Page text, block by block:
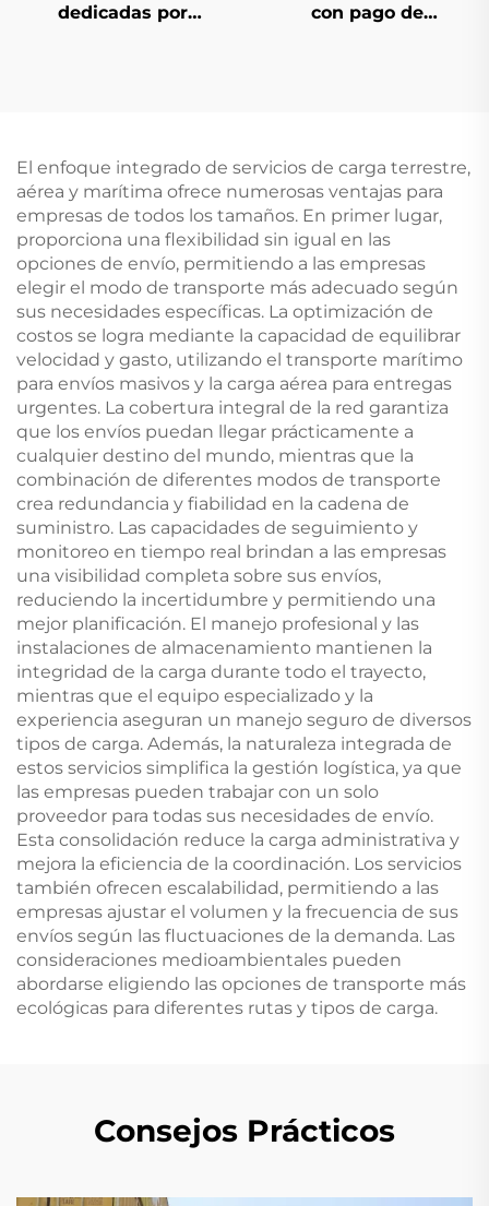
dedicadas por
con pago de
El enfoque integrado de servicios de carga terrestre,
aérea y marítima ofrece numerosas ventajas para
empresas de todos los tamaños. En primer lugar,
proporciona una flexibilidad sin igual en las
opciones de envío, permitiendo a las empresas
elegir el modo de transporte más adecuado según
sus necesidades específicas. La optimización de
costos se logra mediante la capacidad de equilibrar
velocidad y gasto, utilizando el transporte marítimo
para envíos masivos y la carga aérea para entregas
urgentes. La cobertura integral de la red garantiza
que los envíos puedan llegar prácticamente a
cualquier destino del mundo, mientras que la
combinación de diferentes modos de transporte
crea redundancia y fiabilidad en la cadena de
suministro. Las capacidades de seguimiento y
monitoreo en tiempo real brindan a las empresas
una visibilidad completa sobre sus envíos,
reduciendo la incertidumbre y permitiendo una
mejor planificación. El manejo profesional y las
instalaciones de almacenamiento mantienen la
integridad de la carga durante todo el trayecto,
mientras que el equipo especializado y la
experiencia aseguran un manejo seguro de diversos
tipos de carga. Además, la naturaleza integrada de
estos servicios simplifica la gestión logística, ya que
las empresas pueden trabajar con un solo
proveedor para todas sus necesidades de envío.
Esta consolidación reduce la carga administrativa y
mejora la eficiencia de la coordinación. Los servicios
también ofrecen escalabilidad, permitiendo a las
empresas ajustar el volumen y la frecuencia de sus
envíos según las fluctuaciones de la demanda. Las
consideraciones medioambientales pueden
abordarse eligiendo las opciones de transporte más
ecológicas para diferentes rutas y tipos de carga.
Consejos Prácticos